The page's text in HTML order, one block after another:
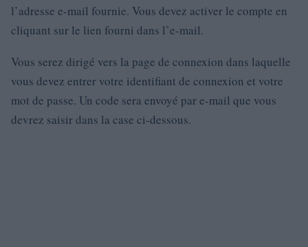
l’adresse e-mail fournie. Vous devez activer le compte en
cliquant sur le lien fourni dans l’e-mail.
Vous serez dirigé vers la page de connexion dans laquelle
vous devez entrer votre identifiant de connexion et votre
mot de passe. Un code sera envoyé par e-mail que vous
devrez saisir dans la case ci-dessous.